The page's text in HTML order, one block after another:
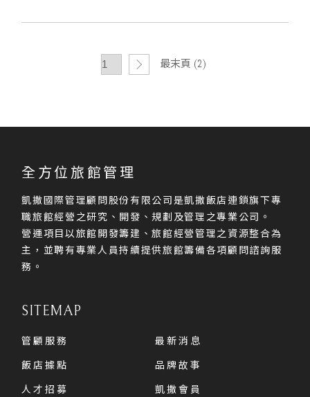
最末頁 (2)
全方位旅館管理
凱撒國際管理顧問股份有限公司是凱撒飯店連鎖旗下專
職旅館經營之研究、開發、規劃及管理之專業公司。
營運項目以旅館開發籌建、旅館經營管理之資源整合為
主，並聘有專業人員持續提供旅館籌備各項顧問諮詢服
務。
SITEMAP
管顧服務 最新消息
飯店據點 品牌故事
人才招募 凱撒會員